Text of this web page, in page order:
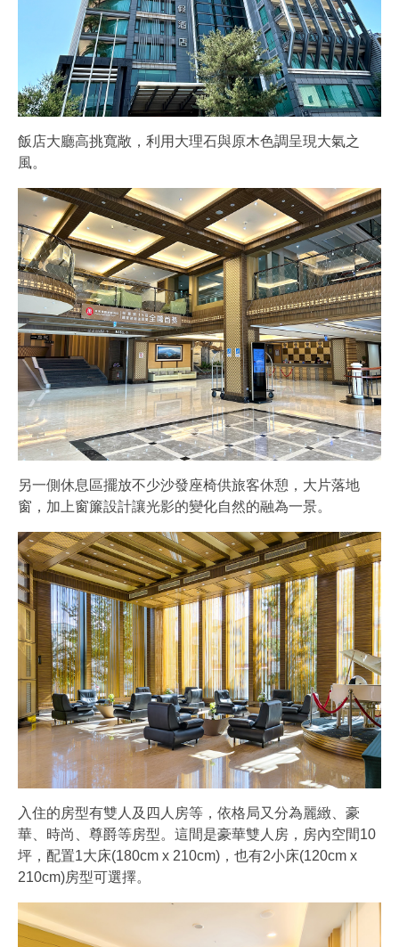
飯店大廳高挑寬敞，利用大理石與原木色調呈現大氣之
風。
另一側休息區擺放不少沙發座椅供旅客休憩，大片落地
窗，加上窗簾設計讓光影的變化自然的融為一景。
入住的房型有雙人及四人房等，依格局又分為麗緻、豪
華、時尚、尊爵等房型。這間是豪華雙人房，房內空間10
坪，配置1大床(180cm x 210cm)，也有2小床(120cm x
210cm)房型可選擇。